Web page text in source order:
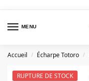
MENU
Accueil / Écharpe Totoro /
RUPTURE DE STOCK